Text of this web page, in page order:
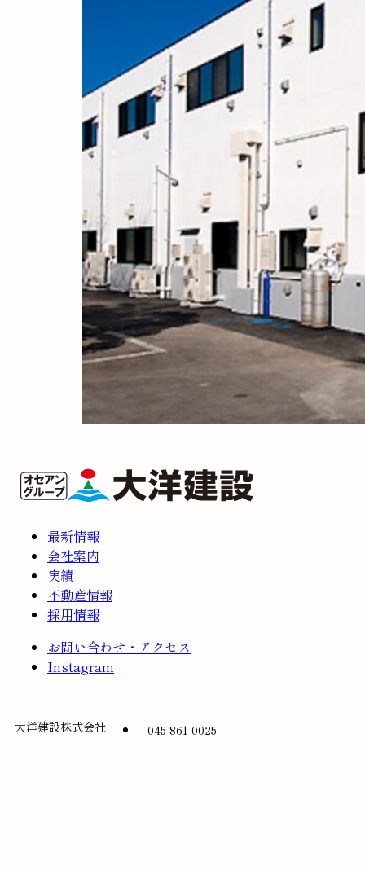
最新情報
会社案内
実績
不動産情報
採用情報
お問い合わせ・アクセス
Instagram
大洋建設株式会社 045-861-0025